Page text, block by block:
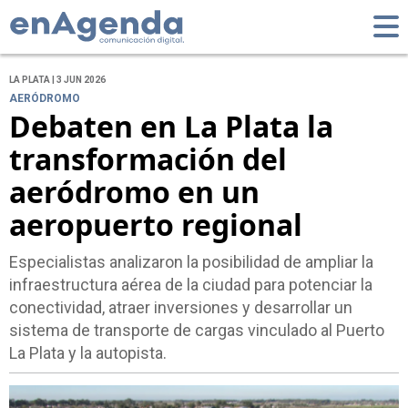
LA PLATA | 3 JUN 2026
AERÓDROMO
Debaten en La Plata la
transformación del
aeródromo en un
aeropuerto regional
Especialistas analizaron la posibilidad de ampliar la
infraestructura aérea de la ciudad para potenciar la
conectividad, atraer inversiones y desarrollar un
sistema de transporte de cargas vinculado al Puerto
La Plata y la autopista.